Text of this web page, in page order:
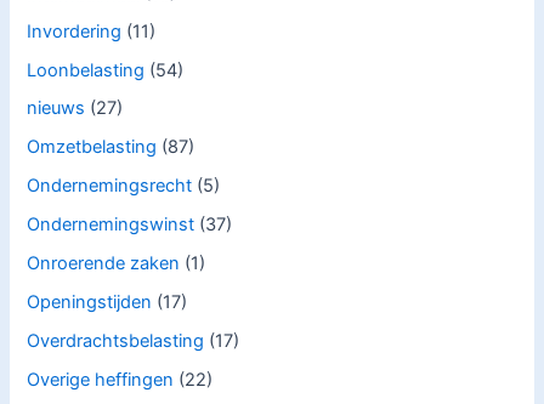
Invordering (11)
Loonbelasting (54)
nieuws (27)
Omzetbelasting (87)
Ondernemingsrecht (5)
Ondernemingswinst (37)
Onroerende zaken (1)
Openingstijden (17)
Overdrachtsbelasting (17)
Overige heffingen (22)